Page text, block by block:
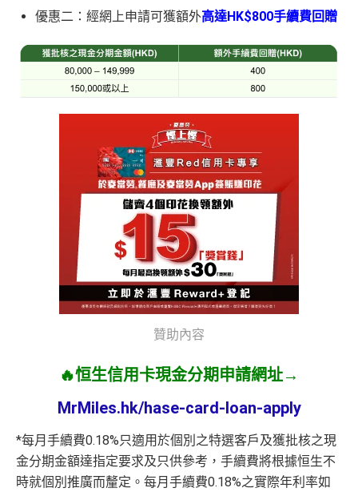
優惠二：經網上申請可獲額外高達HK$800手續費回贈
贊助內容
🔥恒生信用卡現金分期申請網址→
MrMiles.hk/hase-card-loan-apply
*每月手續費0.18%只適用於個別之特選客戶及獲批核之現
金分期金額達指定要求及只供參考，手續費將根據恒生不
時就個別推廣而釐定。每月手續費0.18%之實際年利率如